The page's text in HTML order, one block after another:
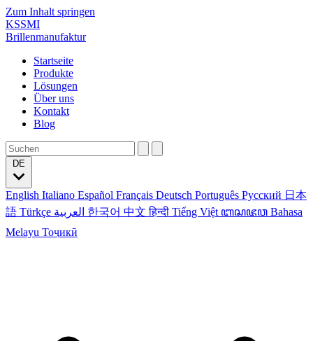
Zum Inhalt springen
KSSMI
Brillenmanufaktur
Startseite
Produkte
Lösungen
Über uns
Kontakt
Blog
English Italiano Español Français Deutsch Português Русский 日本
語 Türkçe 한국어 中文हिन्दी Tiếng Việt ꦧꦱꦗꦮ Bahasa
Melayu Тоҷикӣ